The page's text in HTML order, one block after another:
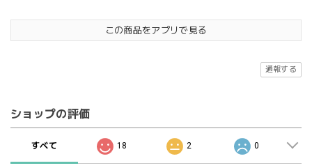
この商品をアプリで見る
通報する
ショップの評価
すべて 18 2 0